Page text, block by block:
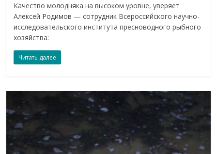
Качество молодняка на высоком уровне, уверяет
Алексей Родимов — сотрудник Всероссийского научно-
исследовательского института пресноводного рыбного
хозяйства:
Читать далее